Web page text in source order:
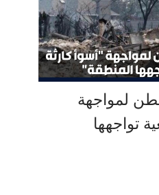
لمواجهة
تواجهها